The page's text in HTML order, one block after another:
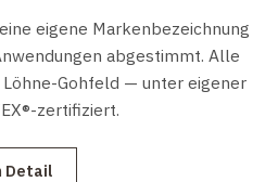
eigene Markenbezeichnung
abgestimmt. Alle
Gohfeld — unter eigener
zertifiziert.
Detail